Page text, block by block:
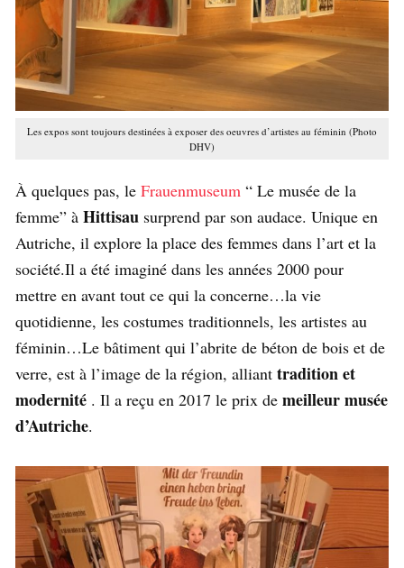
Les expos sont toujours destinées à exposer des oeuvres d’artistes au féminin (Photo
DHV)
À quelques pas, le Frauenmuseum “ Le musée de la
femme” à Hittisau surprend par son audace. Unique en
Autriche, il explore la place des femmes dans l’art et la
société.Il a été imaginé dans les années 2000 pour
mettre en avant tout ce qui la concerne…la vie
quotidienne, les costumes traditionnels, les artistes au
féminin…Le bâtiment qui l’abrite de béton de bois et de
verre, est à l’image de la région, alliant tradition et
modernité . Il a reçu en 2017 le prix de meilleur musée
d’Autriche.